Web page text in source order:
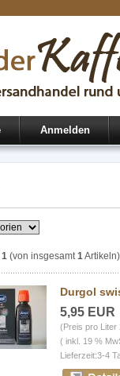
Anmelden
1 (von insgesamt1Artikeln)
Durgol
5,95 EUR
(Preis pro Liter
( inkl. 19 %
Lieferzeit:3-4